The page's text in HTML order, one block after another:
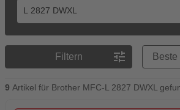
Filtern tune
Preisreihenfolge
9 Artikel für Brother MFC-L 2827 DWXL